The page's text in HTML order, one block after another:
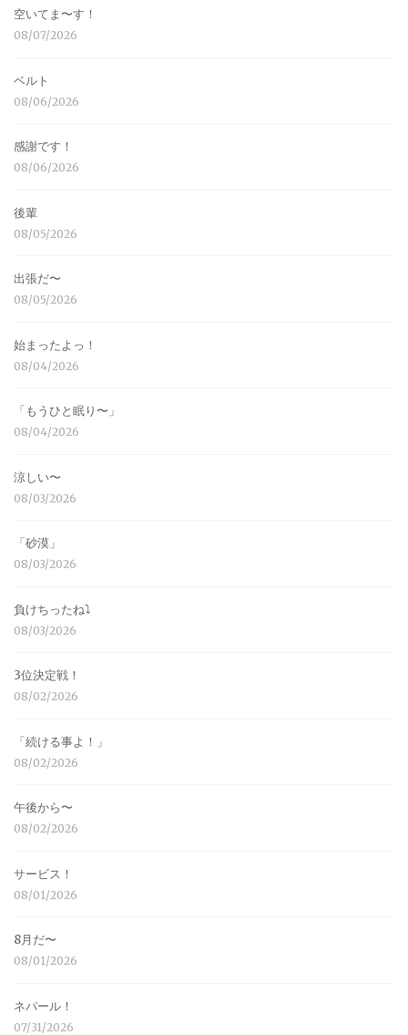
空いてま〜す！
08/07/2026
ベルト
08/06/2026
感謝です！
08/06/2026
後輩
08/05/2026
出張だ〜
08/05/2026
始まったよっ！
08/04/2026
「もうひと眠り〜」
08/04/2026
涼しい〜
08/03/2026
「砂漠」
08/03/2026
負けちったね⤵︎
08/03/2026
3位決定戦！
08/02/2026
「続ける事よ！」
08/02/2026
午後から〜
08/02/2026
サービス！
08/01/2026
8月だ〜
08/01/2026
ネパール！
07/31/2026